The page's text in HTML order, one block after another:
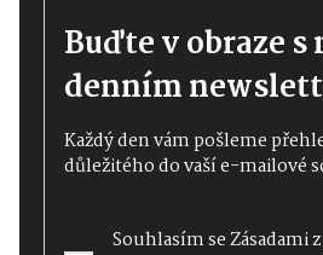
Buďte v obraze s
denním
Každý den vám pošleme
důležitého do vaší e-mailové
Souhlasím seZásadami